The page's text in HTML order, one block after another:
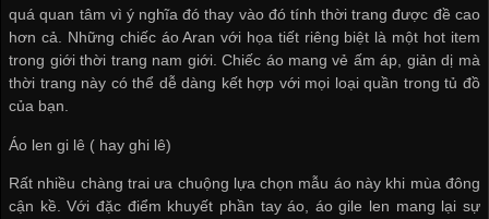
quá quan tâm vì ý nghĩa đó thay vào đó tính thời trang được đề cao
hơn cả. Những chiếc áo Aran với họa tiết riêng biệt là một hot item
trong giới thời trang nam giới. Chiếc áo mang vẻ ấm áp, giản dị mà
thời trang này có thể dễ dàng kết hợp với mọi loại quần trong tủ đồ
của bạn.
Áo len gi lê ( hay ghi lê)
Rất nhiều chàng trai ưa chuộng lựa chọn mẫu áo này khi mùa đông
cận kề. Với đặc điểm khuyết phần tay áo, áo gile len mang lại sự